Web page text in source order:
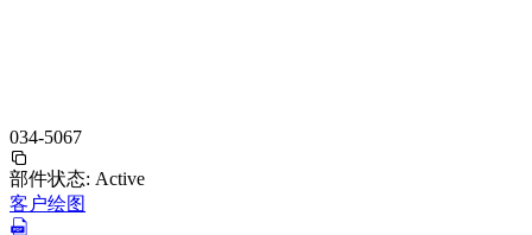
034-5067
部件状态: Active
客户绘图